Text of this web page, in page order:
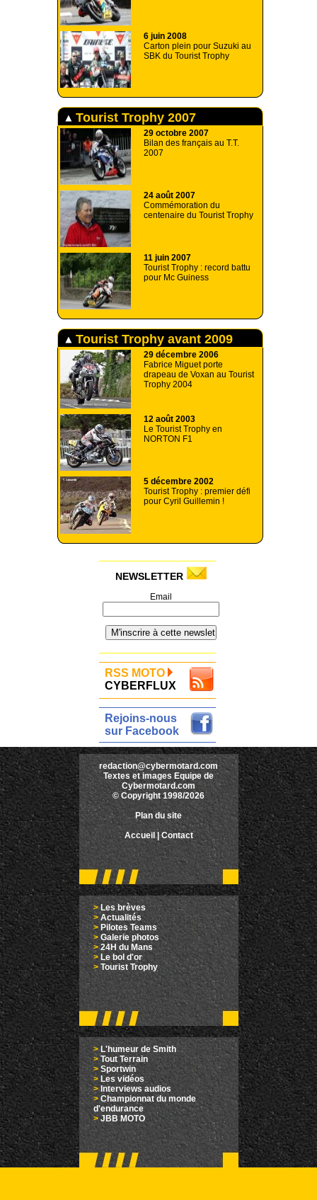
6 juin 2008
Carton plein pour Suzuki au
SBK du Tourist Trophy
Tourist Trophy 2007
29 octobre 2007
Bilan des français au T.T.
2007
24 août 2007
Commémoration du
centenaire du Tourist Trophy
11 juin 2007
Tourist Trophy : record battu
pour Mc Guiness
Tourist Trophy avant 2009
29 décembre 2006
Fabrice Miguet porte
drapeau de Voxan au Tourist
Trophy 2004
12 août 2003
Le Tourist Trophy en
NORTON F1
5 décembre 2002
Tourist Trophy : premier défi
pour Cyril Guillemin !
NEWSLETTER
Email
RSS MOTO
CYBERFLUX
Rejoins-nous
sur Facebook
redaction@cybermotard.com
Textes et images Equipe de
Cybermotard.com
© Copyright 1998/2026
Plan du site
Accueil |Contact
>Les brèves
> Actualités
> Pilotes Teams
>Galerie photos
>24H du Mans
>Le bol d'or
> Tourist Trophy
>L'humeur de Smith
> Tout Terrain
> Sportwin
> Les vidéos
> Interviews audios
>Championnat du monde
d'endurance
> JBB MOTO